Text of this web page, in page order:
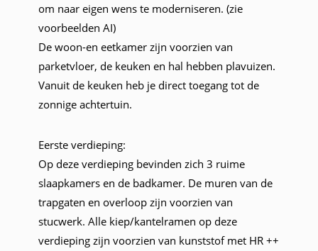
om naar eigen wens te moderniseren. (zie
voorbeelden AI)
De woon-en eetkamer zijn voorzien van
parketvloer, de keuken en hal hebben plavuizen.
Vanuit de keuken heb je direct toegang tot de
zonnige achtertuin.
Eerste verdieping:
Op deze verdieping bevinden zich 3 ruime
slaapkamers en de badkamer. De muren van de
trapgaten en overloop zijn voorzien van
stucwerk. Alle kiep/kantelramen op deze
verdieping zijn voorzien van kunststof met HR ++